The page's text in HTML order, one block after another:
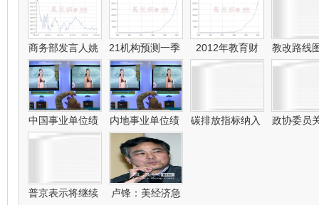
商务部发言人姚 21机构预测一季
2012年教育财
政
教改路线
中国事业单位绩 内地事业单位绩 碳排放指标纳入 政协委员
普京表示将继续
卢锋：美经济急